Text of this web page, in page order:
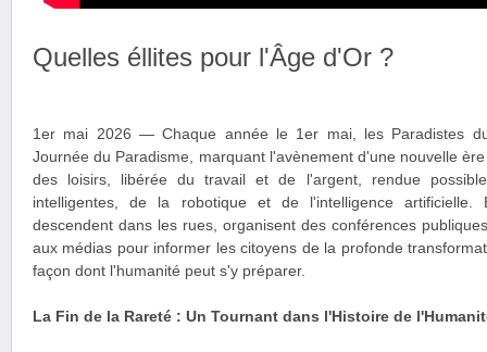
Quelles éllites pour l'Âge d'Or ?
1er mai 2026 — Chaque année le 1er mai, les Paradistes
Journée du Paradisme, marquant l'avènement d'une nouvelle
des loisirs, libérée du travail et de l'argent, rendue
intelligentes, de la robotique et de l'intelligence
descendent dans les rues, organisent des conférences
aux médias pour informer les citoyens de la profonde
façon dont l'humanité peut s'y préparer.
La Fin de la Rareté : Un Tournant dans l'Histoire de